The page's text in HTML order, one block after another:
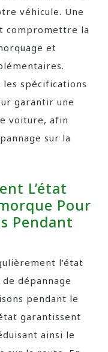
véhicule. Une
compromettre la
et
spécifications
garantir une
voiture, afin
sur la
L’état
Pour
Pendant
l’état
dépannage
pendant le
garantissent
ainsi le